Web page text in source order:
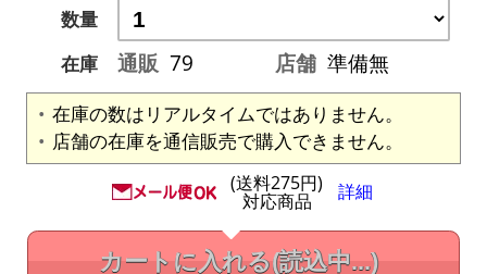
数量
在庫
通販 79 店舗 準備無
在庫の数はリアルタイムではありません。
店舗の在庫を通信販売で購入できません。
(送料275円)
対応商品 詳細
カートに入れる(読込中...)